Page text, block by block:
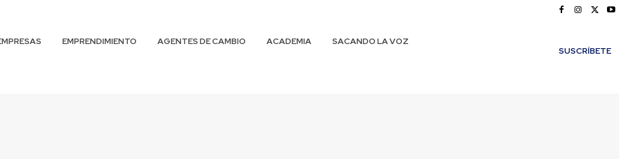
EMPRENDIMIENTO AGENTES DE CAMBIO ACADEMIA
SACANDO LA VOZ
SUSCRÍBETE